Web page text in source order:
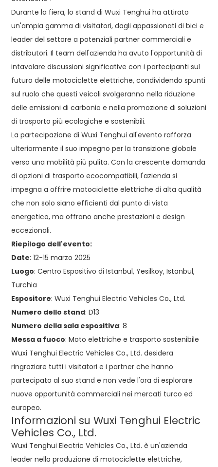
Durante la fiera, lo stand di Wuxi Tenghui ha attirato
un'ampia gamma di visitatori, dagli appassionati di bici e
leader del settore a potenziali partner commerciali e
distributori. Il team dell'azienda ha avuto l'opportunità di
intavolare discussioni significative con i partecipanti sul
futuro delle motociclette elettriche, condividendo spunti
sul ruolo che questi veicoli svolgeranno nella riduzione
delle emissioni di carbonio e nella promozione di soluzioni
di trasporto più ecologiche e sostenibili.
La partecipazione di Wuxi Tenghui all'evento rafforza
ulteriormente il suo impegno per la transizione globale
verso una mobilità più pulita. Con la crescente domanda
di opzioni di trasporto ecocompatibili, l'azienda si
impegna a offrire motociclette elettriche di alta qualità
che non solo siano efficienti dal punto di vista
energetico, ma offrano anche prestazioni e design
eccezionali.
Riepilogo dell'evento:
Date: 12-15 marzo 2025
Luogo: Centro Espositivo di Istanbul, Yesilkoy, Istanbul,
Turchia
Espositore: Wuxi Tenghui Electric Vehicles Co., Ltd.
Numero dello stand: D13
Numero della sala espositiva: 8
Messa a fuoco: Moto elettriche e trasporto sostenibile
Wuxi Tenghui Electric Vehicles Co., Ltd. desidera
ringraziare tutti i visitatori e i partner che hanno
partecipato al suo stand e non vede l'ora di esplorare
nuove opportunità commerciali nei mercati turco ed
europeo.
Informazioni su Wuxi Tenghui Electric
Vehicles Co., Ltd.
Wuxi Tenghui Electric Vehicles Co., Ltd. è un'azienda
leader nella produzione di motociclette elettriche,